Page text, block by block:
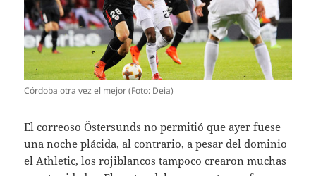
Córdoba otra vez el mejor (Foto: Deia)
El correoso Östersunds no permitió que ayer fuese
una noche plácida, al contrario, a pesar del dominio
el Athletic, los rojiblancos tampoco crearon muchas